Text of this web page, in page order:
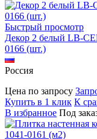
Быстрый просмотр
Декор 2 белый LB-
0166 (шт.)
Россия
Цена по запросу
Купить в 1 клик К
В избранное Под